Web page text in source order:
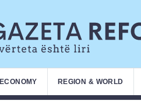
ECONOMY REGION & WORLD